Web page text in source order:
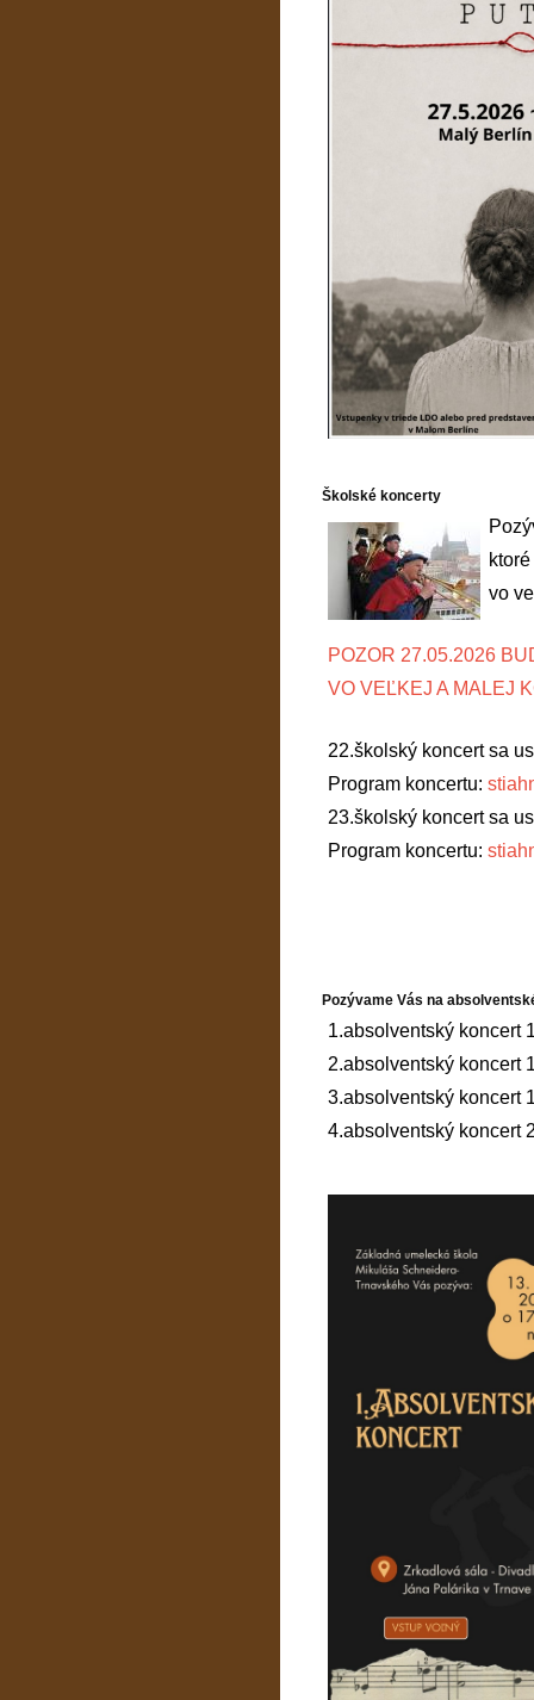
Školské koncerty
vo
POZOR 27.05.2026
VO VEĽKEJ A MALEJ
22.školský koncert sa
Program koncertu:
23.školský koncert sa
Program koncertu:
Pozývame Vás na
1.absolventský koncert
2.absolventský koncert
3.absolventský koncert
4.absolventský koncert